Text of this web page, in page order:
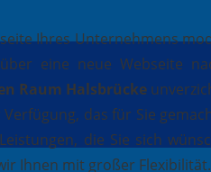
Ihres Unternehmens
eine neue Webseite
Raum Halsbrücke
Verfügung, das für Sie
die Sie sich
Ihnen mit großer Flexibilität.